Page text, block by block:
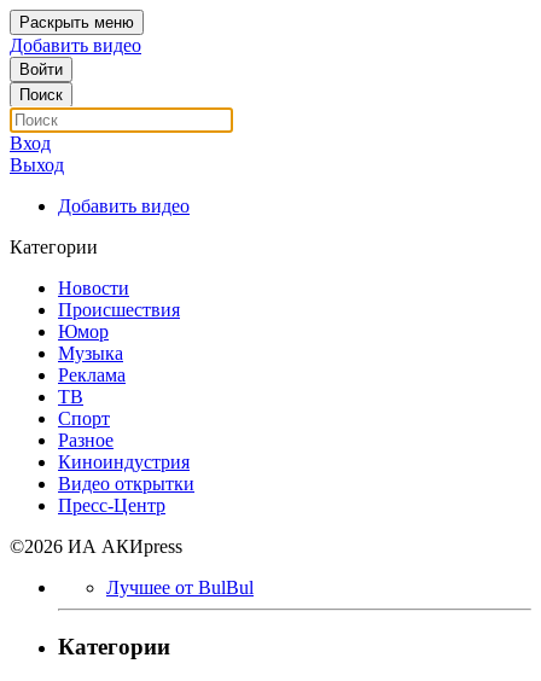
Раскрыть меню
Добавить видео
Войти
Поиск
Вход
Выход
Добавить видео
Категории
Новости
Происшествия
Юмор
Музыка
Реклама
ТВ
Спорт
Разное
Киноиндустрия
Видео открытки
Пресс-Центр
©2026 ИА АКИpress
Лучшее от BulBul
Категории